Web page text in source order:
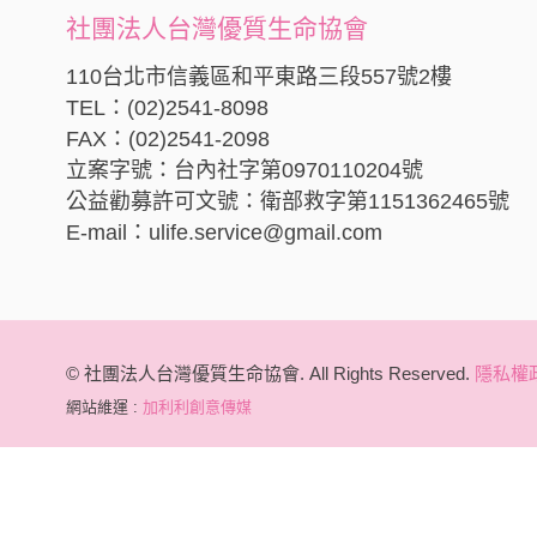
社團法人台灣優質生命協會
110台北市信義區和平東路三段557號2樓
TEL：(02)2541-8098
FAX：(02)2541-2098
立案字號：台內社字第0970110204號
公益勸募許可文號：衛部救字第1151362465號
E-mail：ulife.service@gmail.com
© 社團法人台灣優質生命協會. All Rights Reserved. 隱私權
網站維運 : 加利利創意傳媒